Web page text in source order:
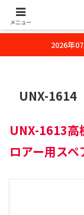
株式会社ユーエヌの
ラ・水中撮
2026年
UNX-1614
UNX-1613高
ロアー用ス
メニュー